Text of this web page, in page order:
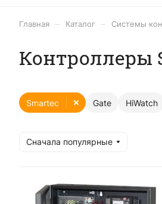
Главная Каталог Системы
Контроллеры
Gate HiWatch
Smartec
Сначала популярные